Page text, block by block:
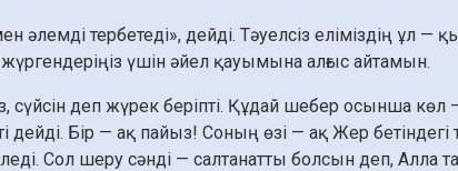
тербетеді», дейді. Тәуелсіз еліміздің ұл —
үшін әйел қауымына алғыс айтамын.
сүйсін деп жүрек беріпті. Құдай шебер осынша
Бір — ақ пайыз! Соның өзі — ақ Жер бетіндегі
Сол шеру сәнді — салтанатты болсын деп, Алла